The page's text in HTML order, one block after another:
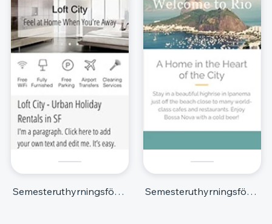
Semesteruthyrningsföretag Semesteruthyrningsföretag